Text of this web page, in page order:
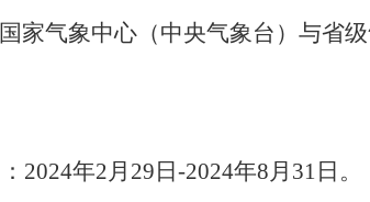
家气象中心（中央气象台）与省
年2月29日-2024年8月31日。